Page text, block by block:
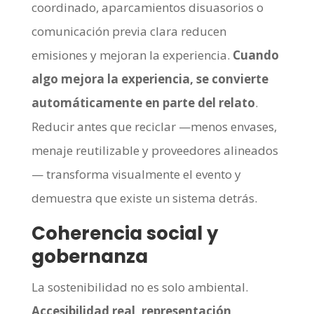
coordinado, aparcamientos disuasorios o
comunicación previa clara reducen
emisiones y mejoran la experiencia. Cuando
algo mejora la experiencia, se convierte
automáticamente en parte del relato.
Reducir antes que reciclar —menos envases,
menaje reutilizable y proveedores alineados
— transforma visualmente el evento y
demuestra que existe un sistema detrás.
Coherencia social y
gobernanza
La sostenibilidad no es solo ambiental.
Accesibilidad real, representación